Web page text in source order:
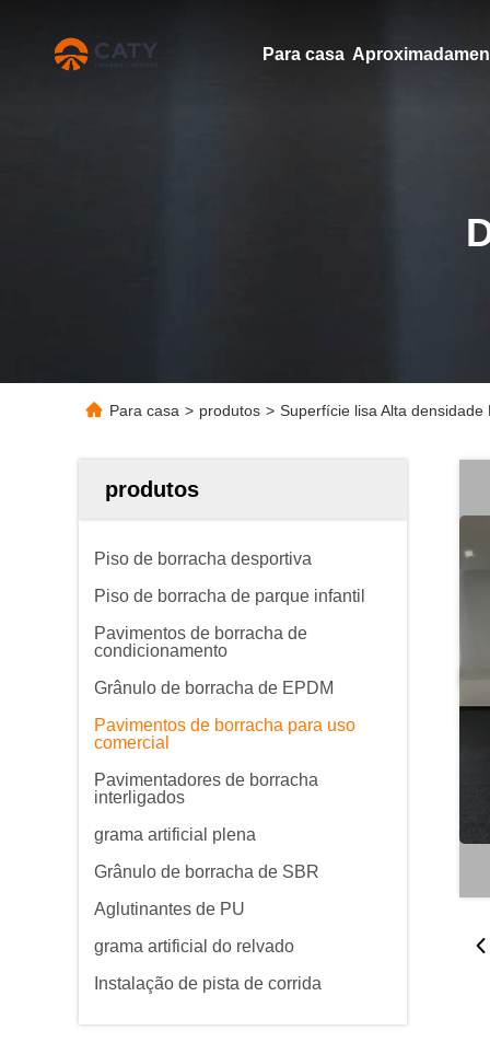
Para casa
Para casa > produtos > Superfície lisa Alta
produtos
Piso de borracha desportiva
Piso de borracha de parque infantil
Pavimentos de borracha de
condicionamento
Grânulo de borracha de EPDM
Pavimentos de borracha para uso
comercial
Pavimentadores de borracha
interligados
grama artificial plena
Grânulo de borracha de SBR
Aglutinantes de PU
grama artificial do relvado
Instalação de pista de corrida